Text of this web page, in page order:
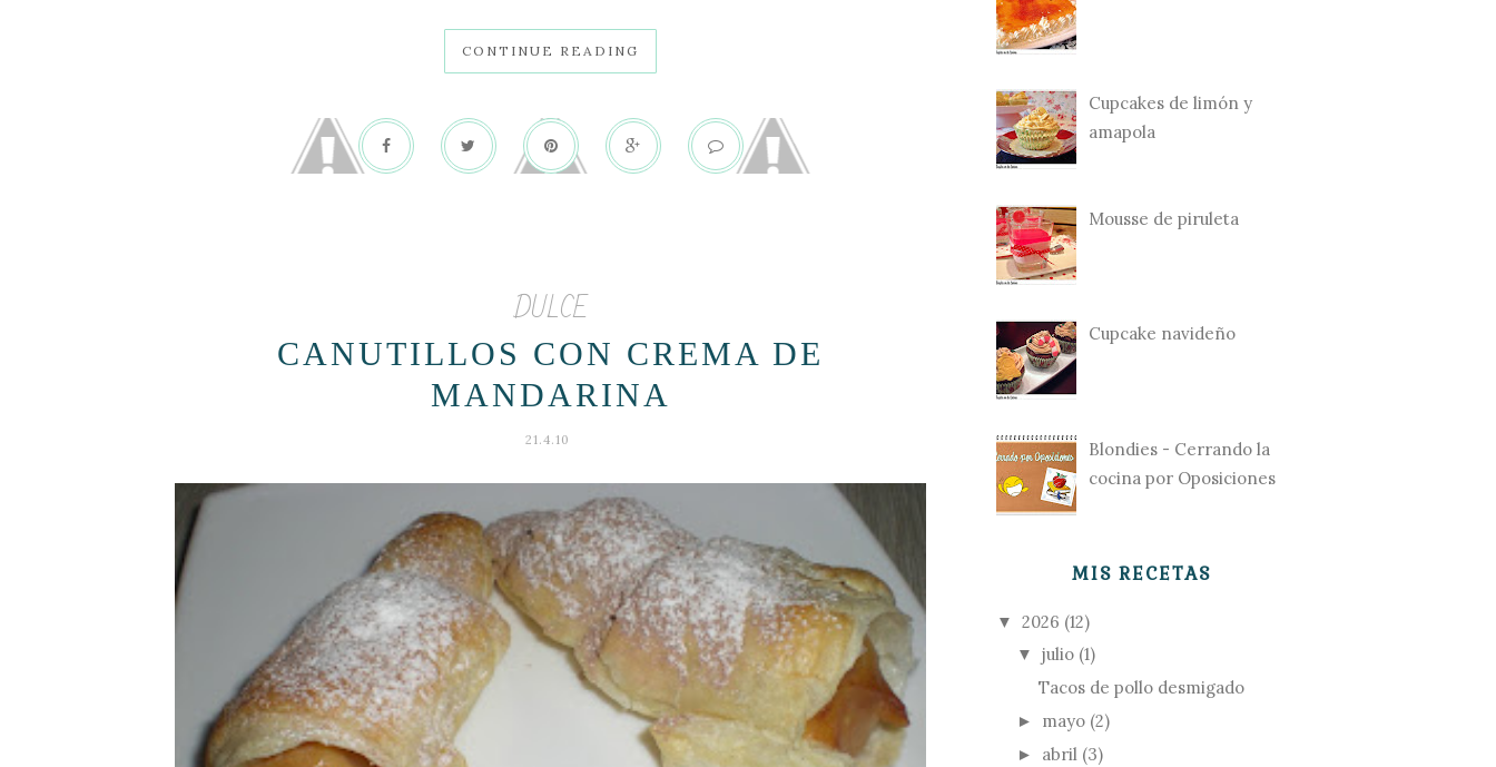
CONTINUE READING
DULCE
CANUTILLOS CON CREMA DE
MANDARINA
21.4.10
Cupcakes de limón y
amapola
Mousse de piruleta
Cupcake navideño
Blondies - Cerrando la
cocina por Oposiciones
MIS RECETAS
▼ 2026 (12)
▼ julio (1)
Tacos de pollo desmigado
► mayo (2)
► abril (3)